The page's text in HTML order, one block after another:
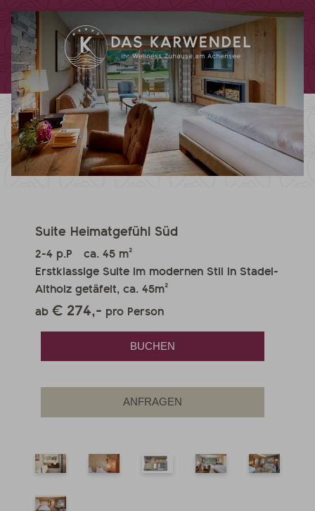
Suite Heimatgefühl Süd
2-4 p.P
ca. 45 m²
Erstklassige Suite im modernen Stil in Stadel-
Altholz getäfelt, ca. 45m²
ab € 274,- pro Person
BUCHEN
ANFRAGEN